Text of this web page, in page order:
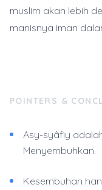
muslim akan lebih
manisnya iman
POINTERS &
Asy-syâfiy
Menyembuhkan.
Kesembuhan